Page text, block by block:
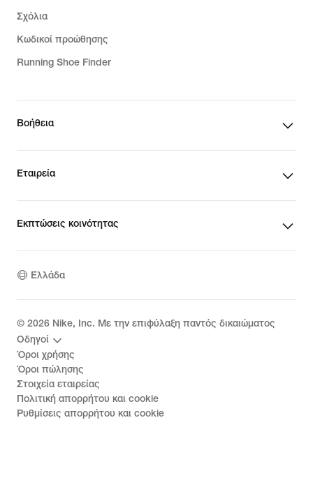
Σχόλια
Κωδικοί προώθησης
Running Shoe Finder
Βοήθεια
Εταιρεία
Εκπτώσεις κοινότητας
Ελλάδα
© 2026 Nike, Inc. Με την επιφύλαξη παντός δικαιώματος
Οδηγοί
Όροι χρήσης
Όροι πώλησης
Στοιχεία εταιρείας
Πολιτική απορρήτου και cookie
Ρυθμίσεις απορρήτου και cookie